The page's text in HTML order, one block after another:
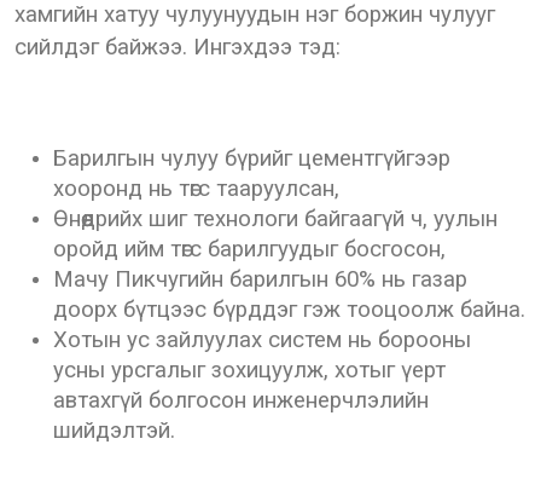
хамгийн хатуу чулуунуудын нэг боржин чулууг
сийлдэг байжээ. Ингэхдээ тэд:
Барилгын чулуу бүрийг цементгүйгээр
хооронд нь төгс тааруулсан,
Өнөөдрийх шиг технологи байгаагүй ч, уулын
оройд ийм төгс барилгуудыг босгосон,
Мачу Пикчугийн барилгын 60% нь газар
доорх бүтцээс бүрддэг гэж тооцоолж байна.
Хотын ус зайлуулах систем нь борооны
усны урсгалыг зохицуулж, хотыг үерт
автахгүй болгосон инженерчлэлийн
шийдэлтэй.